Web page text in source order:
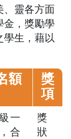
、靈各方面
金，獎勵學
學生，藉以
額
獎
項
一
合
獎
狀